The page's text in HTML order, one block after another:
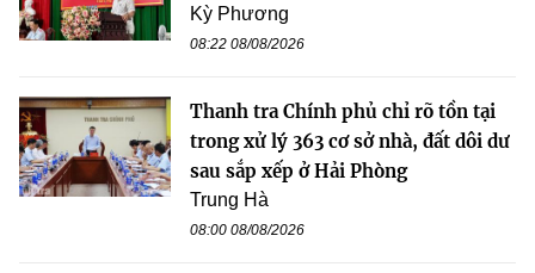
Kỳ Phương
08:22 08/08/2026
Thanh tra Chính phủ chỉ rõ tồn tại
trong xử lý 363 cơ sở nhà, đất dôi dư
sau sắp xếp ở Hải Phòng
Trung Hà
08:00 08/08/2026